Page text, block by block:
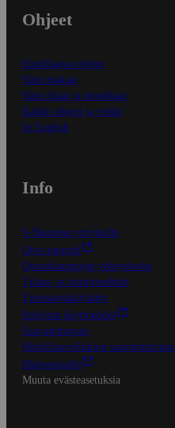
Ohjeet
Ensitilaajan ohjeet
Näin maksat
Näin tilaat ja muokkaat
Kaikki ohjeet ja vinkit
In English
Info
S-Business yrityksille
Oiva-raportit
Osuuskauppojen yhteystiedot
Tilaus- ja toimitusehdot
Tietosuojakäytäntö
Palvelun käyttöehdot
Saavutettavuus
Mobiilisovelluksen saavutettavuus
Mainostajalle
Muuta evästeasetuksia